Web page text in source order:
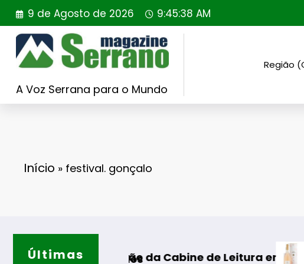
Saltar
para
conteúdo
9 de Agosto de 2026 9:45:39 AM
A Voz Serrana para o Mundo
Região
Início » festival. gonçalo
Últimas
da Cabine de Leitura em Gouveia
Casa de